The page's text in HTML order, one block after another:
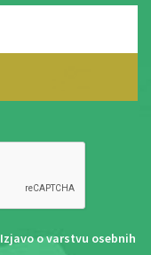
Izjavo o varstvu osebnih